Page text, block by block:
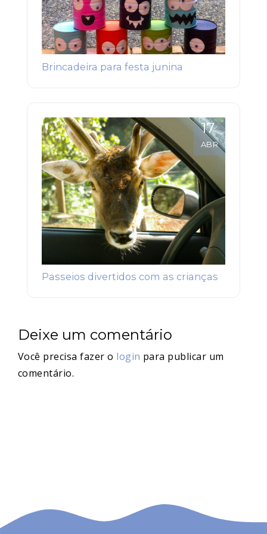
Brincadeira para festa junina
17
ABR
Passeios divertidos com as crianças
Deixe um comentário
Você precisa fazer o login para publicar um
comentário.